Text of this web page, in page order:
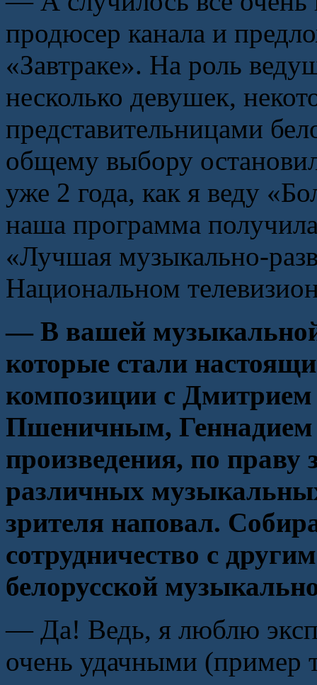
продюсер канала и
«Завтраке». На роль
несколько девушек,
представительницами
общему выбору
уже 2 года, как я веду
наша программа
«Лучшая музыкально-
Национальном
— В вашей музыкальной
которые стали
композиции с
Пшеничным,
произведения, по
различных
зрителя наповал.
сотрудничество с
белорусской
— Да! Ведь, я люблю
очень удачными (пример